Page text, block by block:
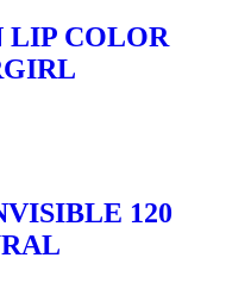
COLOR
120